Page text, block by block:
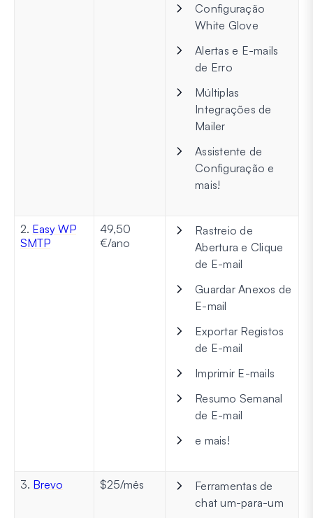
Configuração
White Glove
Alertas e E-mails
de Erro
Múltiplas
Integrações de
Mailer
Assistente de
Configuração e
mais!
2. Easy WP
SMTP
49,50
€/ano
Rastreio de
Abertura e Clique
de E-mail
Guardar Anexos de
E-mail
Exportar Registos
de E-mail
Imprimir E-mails
Resumo Semanal
de E-mail
e mais!
3. Brevo $25/mês
Ferramentas de
chat um-para-um